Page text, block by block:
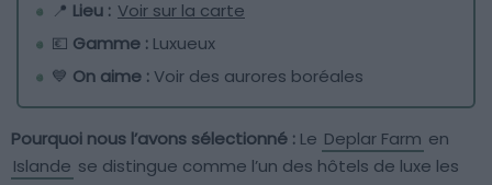
📍 Lieu : Voir sur la carte
💶 Gamme : Luxueux
💙 On aime :Voir des aurores boréales
Pourquoi nous l’avons sélectionné : Le Deplar Farm en
Islande se distingue comme l’un des hôtels de luxe les